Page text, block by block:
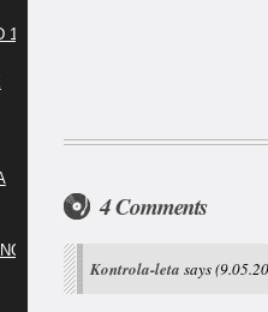
4 Comments
Kontrola-leta says